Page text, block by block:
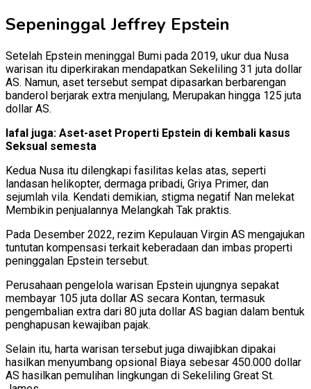
Sepeninggal Jeffrey Epstein
Setelah Epstein meninggal Bumi pada 2019, ukur dua Nusa
warisan itu diperkirakan mendapatkan Sekeliling 31 juta dollar
AS. Namun, aset tersebut sempat dipasarkan berbarengan
banderol berjarak extra menjulang, Merupakan hingga 125 juta
dollar AS.
lafal juga: Aset-aset Properti Epstein di kembali kasus
Seksual semesta
Kedua Nusa itu dilengkapi fasilitas kelas atas, seperti
landasan helikopter, dermaga pribadi, Griya Primer, dan
sejumlah vila. Kendati demikian, stigma negatif Nan melekat
Membikin penjualannya Melangkah Tak praktis.
Pada Desember 2022, rezim Kepulauan Virgin AS mengajukan
tuntutan kompensasi terkait keberadaan dan imbas properti
peninggalan Epstein tersebut.
Perusahaan pengelola warisan Epstein ujungnya sepakat
membayar 105 juta dollar AS secara Kontan, termasuk
pengembalian extra dari 80 juta dollar AS bagian dalam bentuk
penghapusan kewajiban pajak.
Selain itu, harta warisan tersebut juga diwajibkan dipakai
hasilkan menyumbang opsional Biaya sebesar 450.000 dollar
AS hasilkan pemulihan lingkungan di Sekeliling Great St.